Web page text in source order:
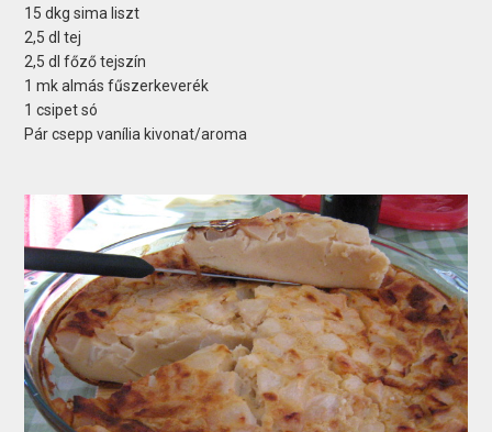
15 dkg sima liszt
2,5 dl tej
2,5 dl főző tejszín
1 mk almás fűszerkeverék
1 csipet só
Pár csepp vanília kivonat/aroma